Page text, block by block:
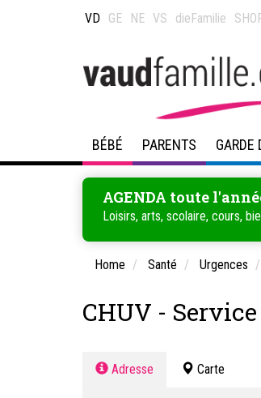
VD GE NE VS dieFamilie
BÉBÉ PARENTS GARDE
AGENDA toute
Loisirs, arts, scolaire, cours,
Home Santé Urgences
CHUV -
Adresse Carte